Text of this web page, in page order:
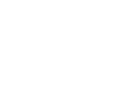
Aller au